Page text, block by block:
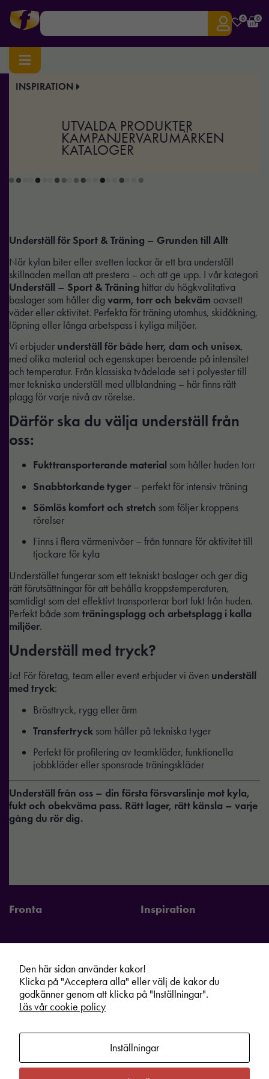
0 0
INSPIRATION
UTVALDA PRODUKTER
KAMPANJERVARUMÄRKEN
KATALOGER
Hem/Sport & Träning
Underställ
Underställ för Sport & Träning – Grunden till Allt
När kylan biter eller svetten lackar är ett bra underställ
skillnaden mellan att prestera – och att ge upp. I vår kategori
Underställ – Sport & Träning hittar du högkvalitativa
baslager som håller dig varm, torr och bekväm oavsett
väder eller aktivitet. Perfekta för träning utomhus, skidåkning,
löpning eller långa arbetspass i kyliga miljöer.
Vi erbjuder underställ för både herr, dam och unisex,
med olika material och egenskaper beroende på intensitet
och temperatur. Från klassiska tvådelade set i polyester till
mer tekniska underställ med ullblandning – här finns rätt
plagg för varje nivå av rörelse.
Därför ska du välja underställ från
oss:
Fukttransporterande material som håller huden torr
Snabbtorkande tyger– perfekt för intensiv träning
Sömlös komfort och stretch som följer kroppens
rörelser
Finns i flera värmenivåer – från tunnare för aktivitet till
tjockare för kyla
Understället fungerar som ett tekniskt baslager och ger dig
rätt förutsättningar för att behålla kroppstemperaturen,
samtidigt som det effektivt transporterar bort fukt från huden.
Perfekt både som träningsplagg och arbetsplagg i kalla
miljöer.
Underställ med tryck?
Ja! För företag, team eller event erbjuder vi även underställ
med tryck:
Brösttryck, rygg eller ärm
Transfertryck som håller på tekniska tyger
Perfekt för profilering av teamkläder, funktionella
jobbkläder eller sponsrade träningskläder
Underställ från oss – din första försvarslinje mot kyla,
fukt och obekväma pass. Rätt lager, rätt känsla – varje
gång du rör dig.
Fronta
Kontakta din lokala Fronta expert
Vår service
Inspiration
Kampanjer
Fronta Sverige AB
Om oss
Information
Cookie information
Integritetspolicy
Den här sidan använder kakor!
Klicka på "Acceptera alla" eller välj de kakor du
godkänner genom att klicka på "Inställningar".
Läs vår cookie policy
Inställningar
Dessa kakor
behövs för att
hemsidan
fungera.